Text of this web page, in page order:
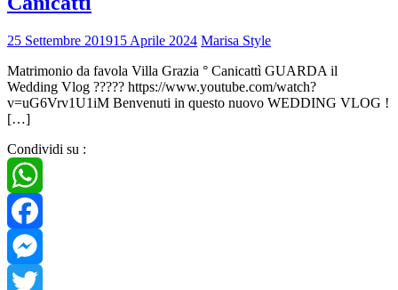
25 Settembre 201915 Aprile 2024 Marisa Style
Matrimonio da favola Villa Grazia ° Canicattì GUARDA il
Wedding Vlog ????? https://www.youtube.com/watch?
v=uG6Vrv1U1iM Benvenuti in questo nuovo WEDDING VLOG !
[…]
Condividi su :
WhatsApp
Facebook
Messenger